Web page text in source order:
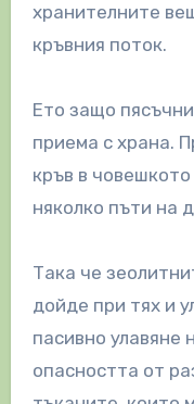
хранителните
кръвния поток.
Ето защо
приема с храна.
кръв в
няколко пъти на
Така че
дойде при тях и
пасивно улавяне
опасността от